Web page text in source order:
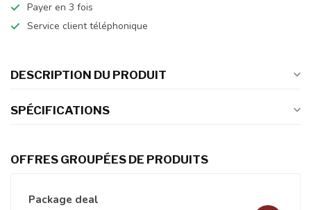
Payer en 3 fois
Service client téléphonique
DESCRIPTION DU PRODUIT
SPÉCIFICATIONS
OFFRES GROUPÉES DE PRODUITS
Package deal